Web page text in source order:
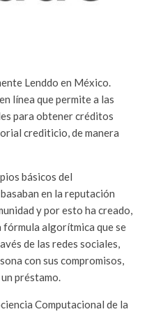
Lenddo en México.
línea que permite a las
para obtener créditos
crediticio, de manera
básicos del
en la reputación
y por esto ha creado,
algorítmica que se
de las redes sociales,
con sus compromisos,
préstamo.
Computacional de la